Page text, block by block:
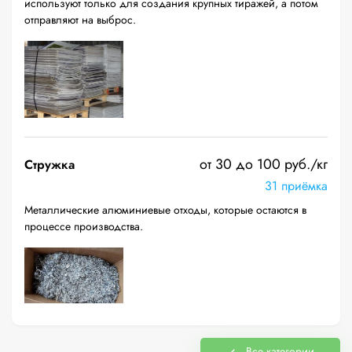
используют только для создания крупных тиражей, а потом
отправляют на выброс.
Стружка от 30 до 100 руб./кг
31 приёмка
Металлические алюминиевые отходы, которые остаются в
процессе производства.